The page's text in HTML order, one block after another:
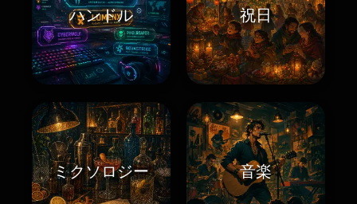
ハンドル 祝日
ミクソロジー 音楽